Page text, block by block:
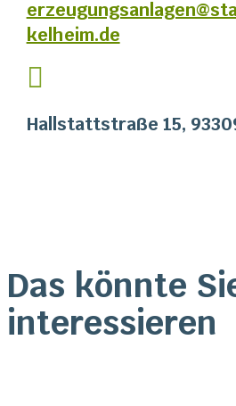
kelheim.de

Hallstattstraße 15,
Das könnte
interessieren